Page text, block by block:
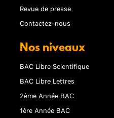
Revue de presse
Contactez-nous
Nos niveaux
BAC Libre Scientifique
BAC Libre Lettres
2ème Année BAC
1ère Année BAC